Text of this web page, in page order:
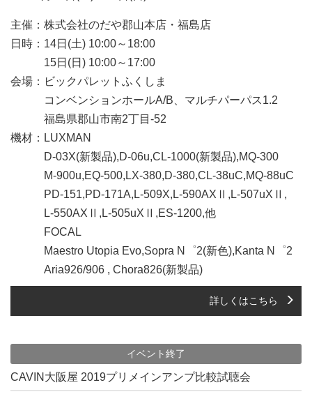
主催：株式会社のだや郡山本店・福島店
日時：14日(土) 10:00～18:00
15日(日) 10:00～17:00
会場：ビックパレットふくしま
コンベンションホールA/B、マルチパーパス1.2
福島県郡山市南2丁目-52
機材：LUXMAN
D-03X(新製品),D-06u,CL-1000(新製品),MQ-300
M-900u,EQ-500,LX-380,D-380,CL-38uC,MQ-88uC
PD-151,PD-171A,L-509X,L-590AXⅡ,L-507uXⅡ,
L-550AXⅡ,L-505uXⅡ,ES-1200,他
FOCAL
Maestro Utopia Evo,Sopra N゜2(新色),Kanta N゜2
Aria926/906 , Chora826(新製品)
詳しくはこちら
イベント終了
CAVIN大阪屋 2019プリメインアンプ比較試聴会